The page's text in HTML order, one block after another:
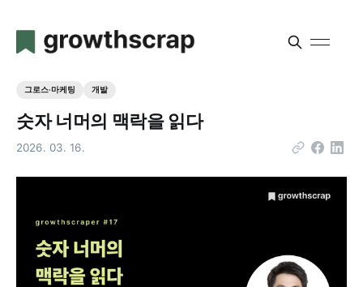
그로스·마케팅 개발
숫자 너머의 맥락을 읽다
2026. 03. 16.